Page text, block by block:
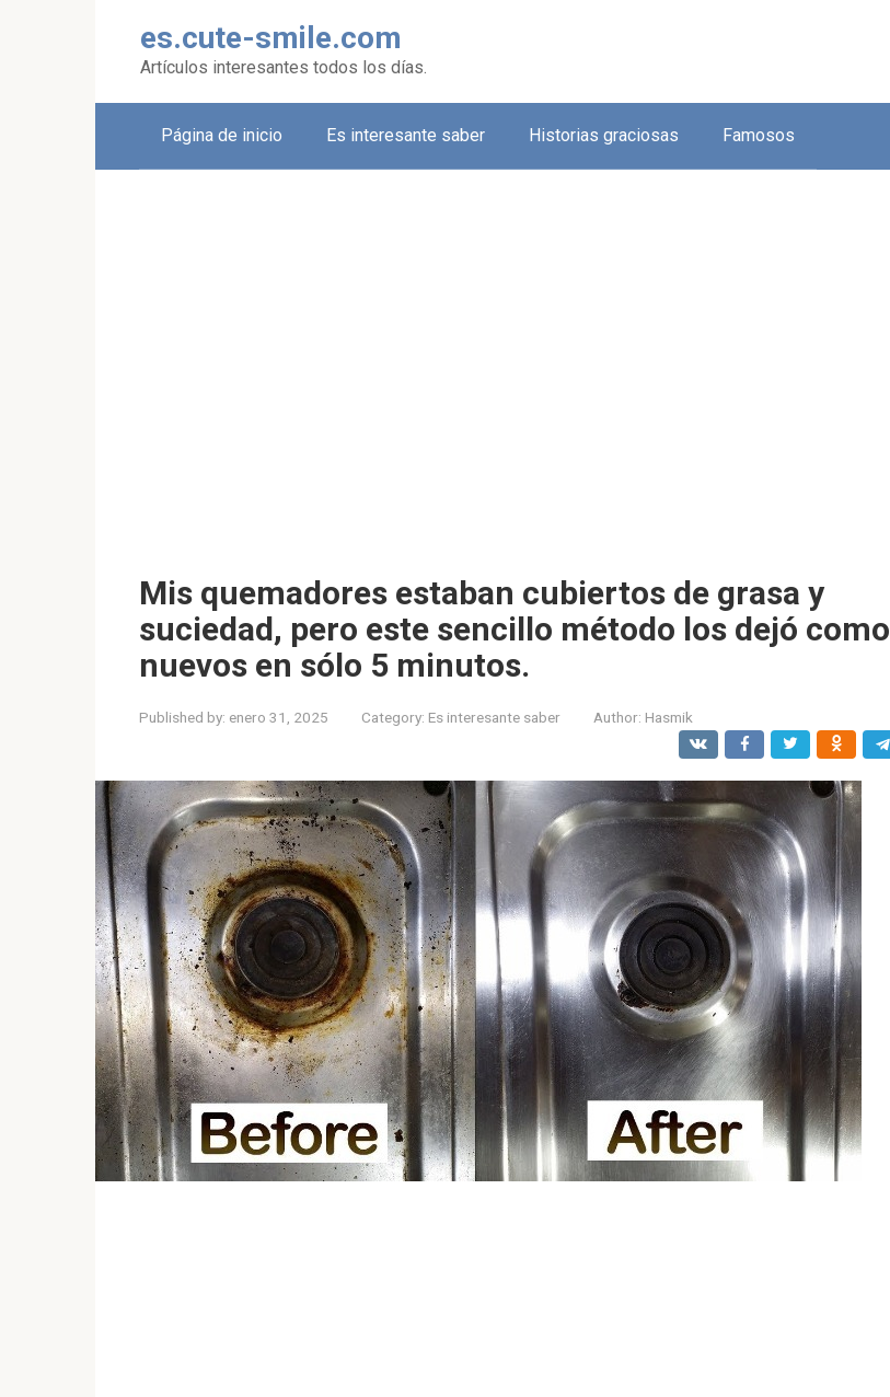
es.cute-smile.com
Artículos interesantes todos los días.
Página de inicio Es interesante saber Historias graciosas Famosos
Mis quemadores estaban cubiertos de grasa y
suciedad, pero este sencillo método los dejó como
nuevos en sólo 5 minutos.
Published by: enero 31, 2025 Category: Es interesante saber Author: Hasmik